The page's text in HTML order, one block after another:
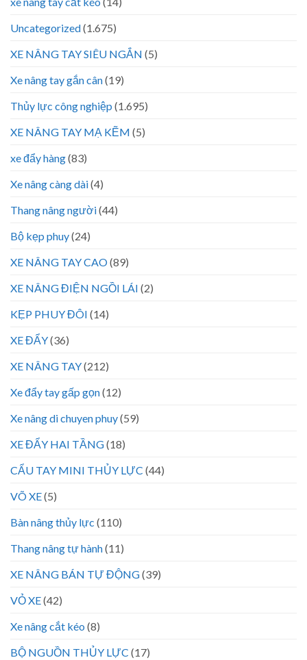
Uncategorized(1.675)
XE NÂNG TAY SIÊU NGẮN (5)
Xe nâng tay gắn cân(19)
Thủy lực công nghiệp (1.695)
XE NÂNG TAY MẠ KẼM (5)
xe đẩy hàng(83)
Xe nâng càng dài(4)
Thang nâng người(44)
Bộ kẹp phuy(24)
XE NÂNG TAY CAO(89)
XE NÂNG ĐIỆN NGỒI LÁI (2)
KẸP PHUY ĐÔI (14)
XE ĐẨY(36)
XE NÂNG TAY(212)
Xe đẩy tay gấp gọn(12)
Xe nâng di chuyen phuy(59)
XE ĐẨY HAI TẦNG(18)
CẨU TAY MINI THỦY LỰC (44)
VÕ XE(5)
Bàn nâng thủy lực (110)
Thang nâng tự hành(11)
XE NÂNG BÁN TỰ ĐỘNG(39)
VỎ XE(42)
Xe nâng cắt kéo (8)
BỘ NGUỒN THỦY LỰC (17)